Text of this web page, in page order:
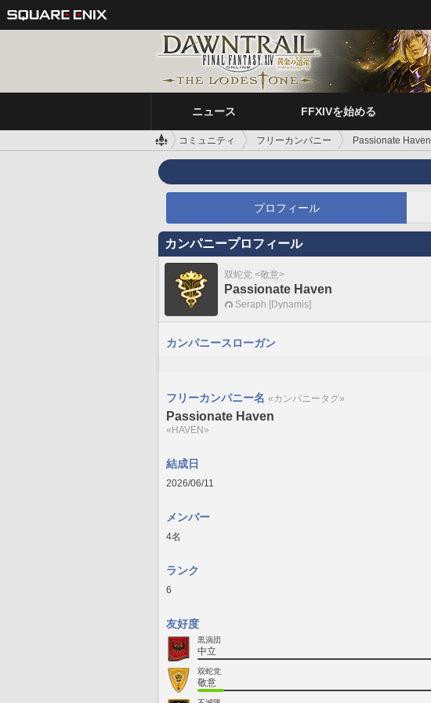
ニュース FFXIVを始める
コミュニティ フリーカンパニー Passionate Haven
プロフィール
カンパニープロフィール
双蛇党 <敬意>
Passionate Haven
Seraph [Dynamis]
カンパニースローガン
フリーカンパニー名 «カンパニータグ»
Passionate Haven
«HAVEN»
結成日
2026/06/11
メンバー
4名
ランク
6
友好度
黒渦団
中立
双蛇党
敬意